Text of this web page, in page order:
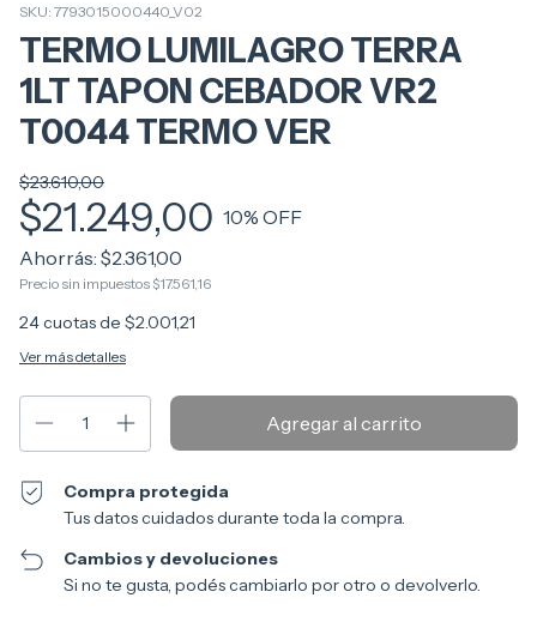
SKU: 7793015000440_V02
TERMO LUMILAGRO TERRA
1LT TAPON CEBADOR VR2
T0044 TERMO VER
$23.610,00
$21.249,00 10% OFF
Ahorrás: $2.361,00
Precio sin impuestos $17.561,16
24cuotas de $2.001,21
Ver más detalles
Compra protegida
Tus datos cuidados durante toda la compra.
Cambios y devoluciones
Si no te gusta, podés cambiarlo por otro o devolverlo.